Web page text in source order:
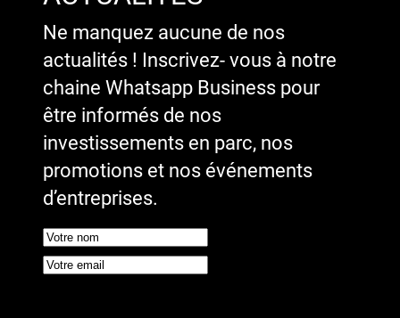
Ne manquez aucune de nos
actualités ! Inscrivez- vous à notre
chaine Whatsapp Business pour
être informés de nos
investissements en parc, nos
promotions et nos événements
d’entreprises.